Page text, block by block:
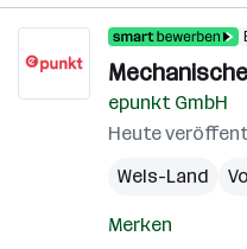
epunkt GmbH
Heute
Wels-Land
Merken